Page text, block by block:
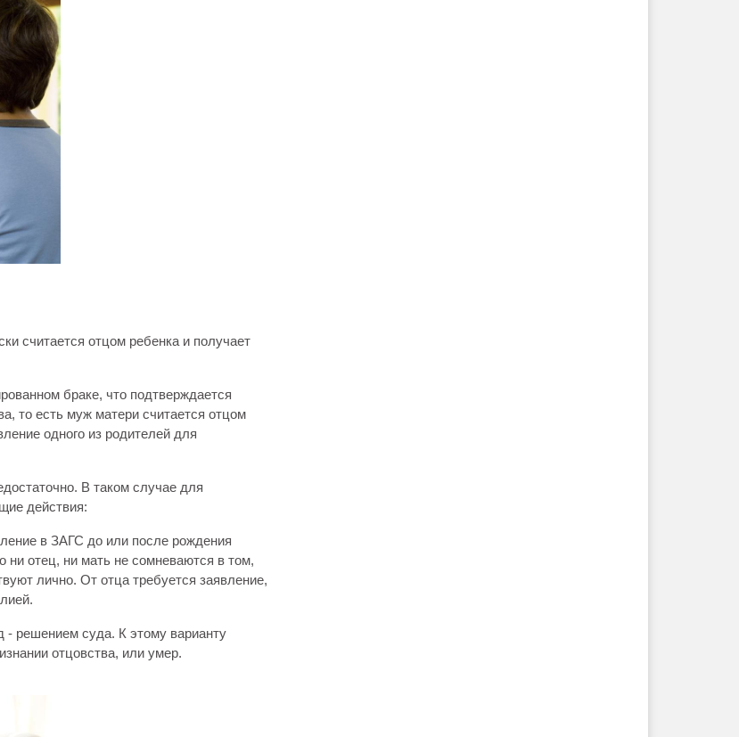
считается отцом ребенка и получает
браке, что подтверждается
то есть муж матери считается отцом
одного из родителей для
В таком случае для
действия:
в ЗАГС до или после рождения
ни отец, ни мать не сомневаются в том,
лично. От отца требуется заявление,
- решением суда. К этому варианту
отцовства, или умер.